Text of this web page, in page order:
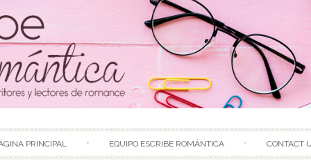
PRINCIPAL EQUIPO ESCRIBE ROMÁNTICA CONTACT